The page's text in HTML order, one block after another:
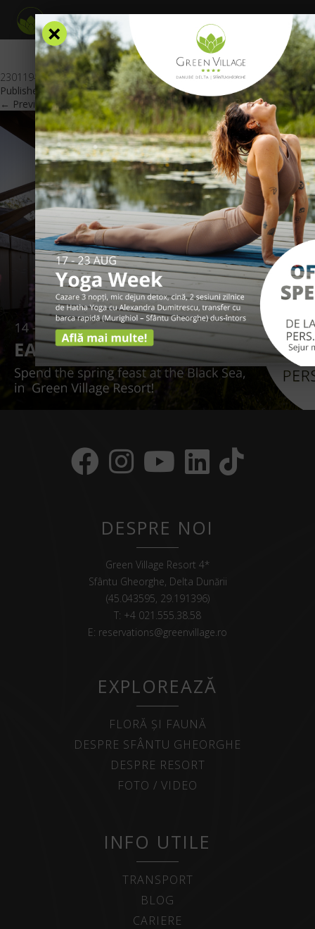
230119-Imagine_oferta_Pasti_website_GV_EN
Published January 20, 2023at600 × 425in Oferte Speciale.
← Previous Next →
DESPRE NOI
Green Village Resort 4*
Sfântu Gheorghe, Delta Dunării
(45.043595, 29.191396)
T: +4 021.555.38.58
E: reservations@greenvillage.ro
EXPLOREAZĂ
FLORĂ ȘI FAUNĂ
DESPRE SFÂNTU GHEORGHE
DESPRE RESORT
FOTO / VIDEO
INFO UTILE
TRANSPORT
BLOG
CARIERE
×